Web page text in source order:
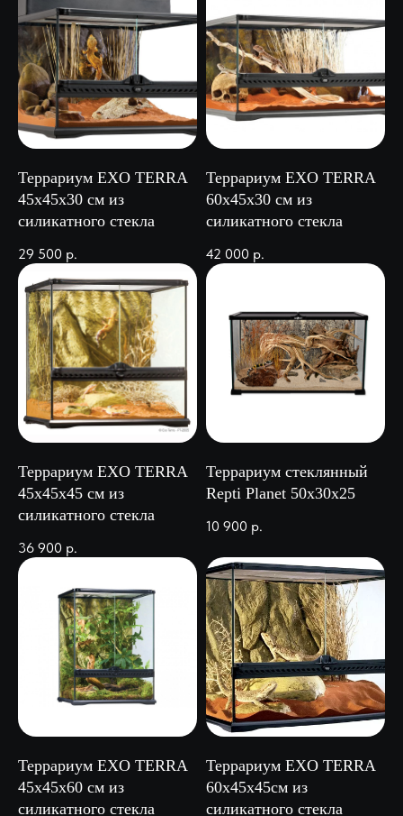
Террариум EXO TERRA
45х45х30 см из
силикатного стекла
29 500 р.
Террариум EXO TERRA
60х45х30 см из
силикатного стекла
42 000 р.
Террариум EXO TERRA
45х45х45 см из
силикатного стекла
36 900 р.
Террариум стеклянный
Repti Planet 50х30х25
10 900 р.
Террариум EXO TERRA
45х45х60 см из
силикатного стекла
Террариум EXO TERRA
60х45х45см из
силикатного стекла